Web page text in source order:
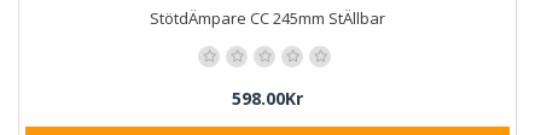
StötdÄmpare CC 245mm StÄllbar
598.00Kr